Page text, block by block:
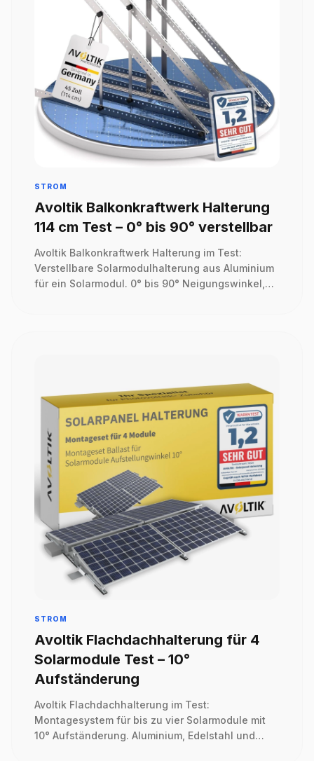
STROM
Avoltik Balkonkraftwerk Halterung
114 cm Test – 0° bis 90° verstellbar
Avoltik Balkonkraftwerk Halterung im Test:
Verstellbare Solarmodulhalterung aus Aluminium
für ein Solarmodul. 0° bis 90° Neigungswinkel,
STROM
Avoltik Flachdachhalterung für 4
Solarmodule Test – 10°
Aufständerung
Avoltik Flachdachhalterung im Test:
Montagesystem für bis zu vier Solarmodule mit
10° Aufständerung. Aluminium, Edelstahl und